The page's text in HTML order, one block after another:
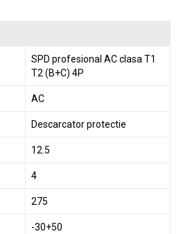
SPD profesional AC clasa T1
T2 (B+C) 4P
AC
Descarcator protectie
12.5
4
275
-30+50